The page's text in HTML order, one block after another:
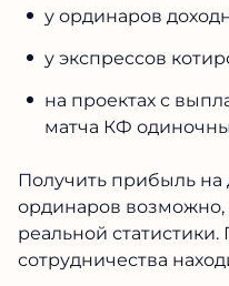
Коэффициенты
у экспрессов
доходов с матча КФ
Получить прибыль на
котировкам